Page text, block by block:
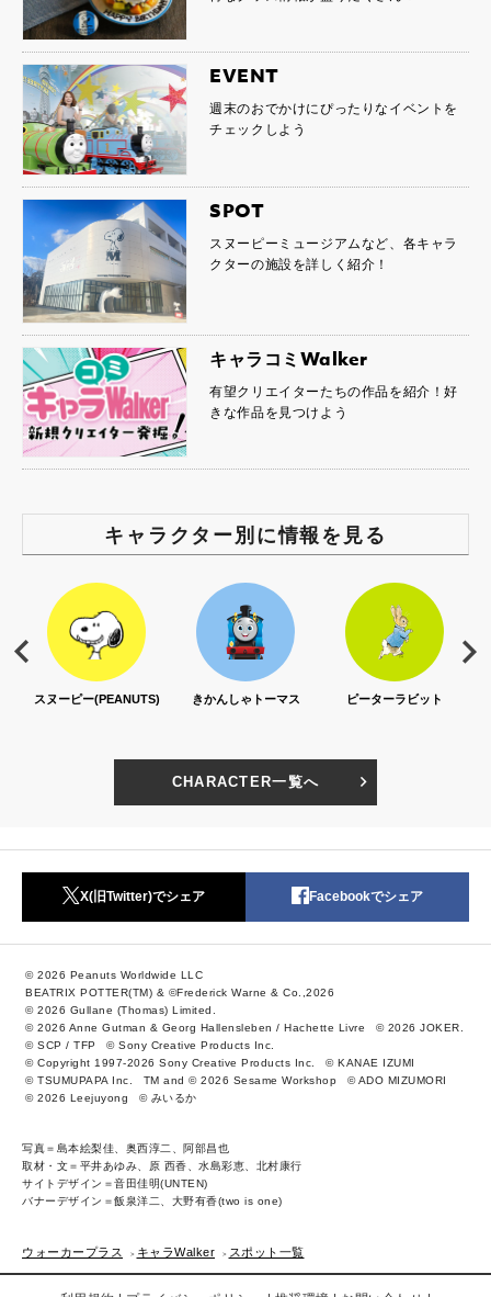
EVENT
週末のおでかけにぴったりなイベントを
チェックしよう
SPOT
スヌーピーミュージアムなど、各キャラ
クターの施設を詳しく紹介！
キャラコミWalker
有望クリエイターたちの作品を紹介！好
きな作品を見つけよう
キャラクター別に情報を見る
スヌーピー(PEANUTS) きかんしゃトーマス ピーターラビット
CHARACTER一覧へ
X(旧Twitter)でシェア Facebookでシェア
© 2026 Peanuts Worldwide LLC
BEATRIX POTTER(TM) & ©Frederick Warne & Co.,2026
© 2026 Gullane (Thomas) Limited.
© 2026 Anne Gutman & Georg Hallensleben / Hachette Livre
© 2026 JOKER.
© SCP / TFP
© Sony Creative Products Inc.
© Copyright 1997-2026 Sony Creative Products Inc.
© KANAE IZUMI
© TSUMUPAPA Inc.
TM and © 2026 Sesame Workshop
© ADO MIZUMORI
© 2026 Leejuyong
© みいるか
写真＝島本絵梨佳、奥西淳二、阿部昌也
取材・文＝平井あゆみ、原 西香、水島彩恵、北村康行
サイトデザイン＝音田佳明(UNTEN)
バナーデザイン＝飯泉洋二、大野有香(two is one)
ウォーカープラス キャラWalker スポット一覧